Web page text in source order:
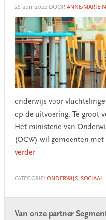
26 april 2022DOOR ANNE-MARIE
onderwijs voor
op de uitvoering. Te groot
Het ministerie van
(OCW) wil gemeenten met
verder
CATEGORIE: ONDERWIJS, SOCIAAL
Van onze partner